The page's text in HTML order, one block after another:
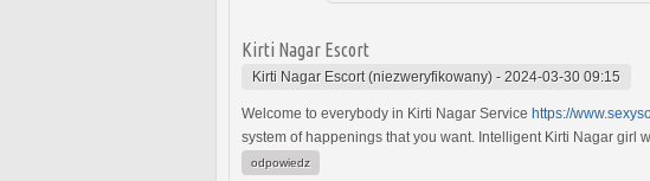
Kirti Nagar Escort
Kirti Nagar Escort (niezweryfikowany) - 2024-03-30 09:15
Welcome to everybody in Kirti Nagar Service https://
system of happenings that you want. Intelligent Kirti Nagar girl
odpowiedz